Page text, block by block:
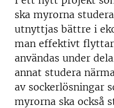
ska myrorna
utnyttjas bättre i
man effektivt flyttar
användas under
annat studera
av sockerlösningar
myrorna ska också